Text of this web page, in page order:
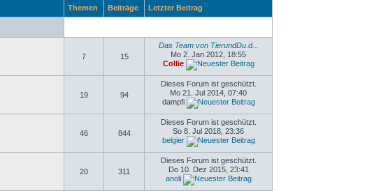
Themen Beiträge Letzter Beitrag
7 15
Das Team von TierundDu.d...
Mo 2. Jan 2012, 18:55
Collie
19 94
Dieses Forum ist geschützt.
Mo 21. Jul 2014, 07:40
dampfi
46 844
Dieses Forum ist geschützt.
So 8. Jul 2018, 23:36
belgier
20 311
Dieses Forum ist geschützt.
Do 10. Dez 2015, 23:41
anoli